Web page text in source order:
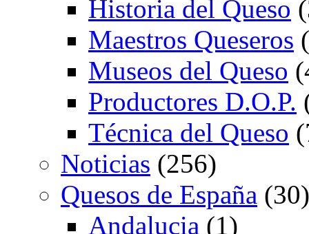
Historia del Queso
Maestros Queseros
Museos del Queso
Productores D.O.P.
Técnica del Queso
Noticias (256)
Quesos de España (30)
Andalucia (1)